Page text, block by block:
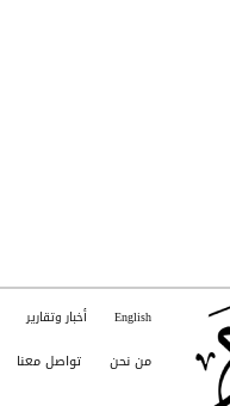
English أخبار وتقارير
من نحن تواصل معنا